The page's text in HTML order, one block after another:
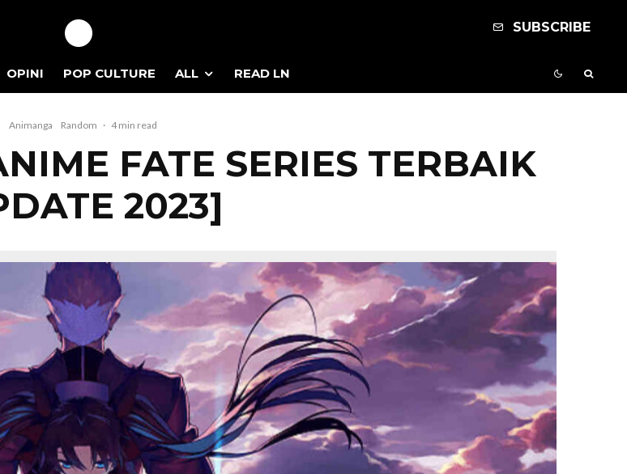
SUBSCRIBE
OPINI POP CULTURE ALL READ LN
Animanga Random · 4 min read
FATE SERIES TERBAIK
2023]